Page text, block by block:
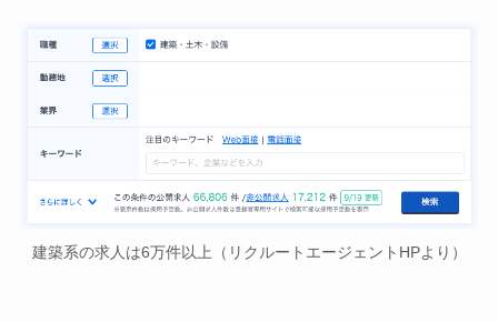
建築系の求人は6万件以上（リクルートエージェントHPより）